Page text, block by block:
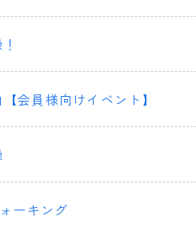
会員様向けイベント】
ーキング